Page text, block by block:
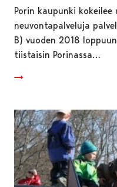
Porin kaupunki kokeilee
neuvontapalveluja
B) vuoden 2018
tiistaisin Porinassa…